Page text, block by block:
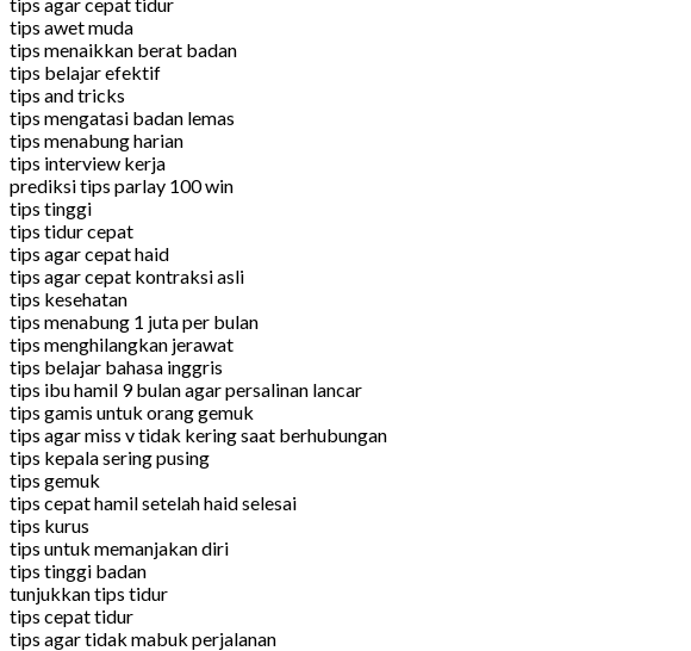
tips awet muda
tips menaikkan berat badan
tips belajar efektif
tips and tricks
tips mengatasi badan lemas
tips menabung harian
tips interview kerja
prediksi tips parlay 100 win
tips tinggi
tips tidur cepat
tips agar cepat haid
tips agar cepat kontraksi asli
tips kesehatan
tips menabung 1 juta per bulan
tips menghilangkan jerawat
tips belajar bahasa inggris
tips ibu hamil 9 bulan agar persalinan lancar
tips gamis untuk orang gemuk
tips agar miss v tidak kering saat berhubungan
tips kepala sering pusing
tips gemuk
tips cepat hamil setelah haid selesai
tips kurus
tips untuk memanjakan diri
tips tinggi badan
tunjukkan tips tidur
tips cepat tidur
tips agar tidak mabuk perjalanan